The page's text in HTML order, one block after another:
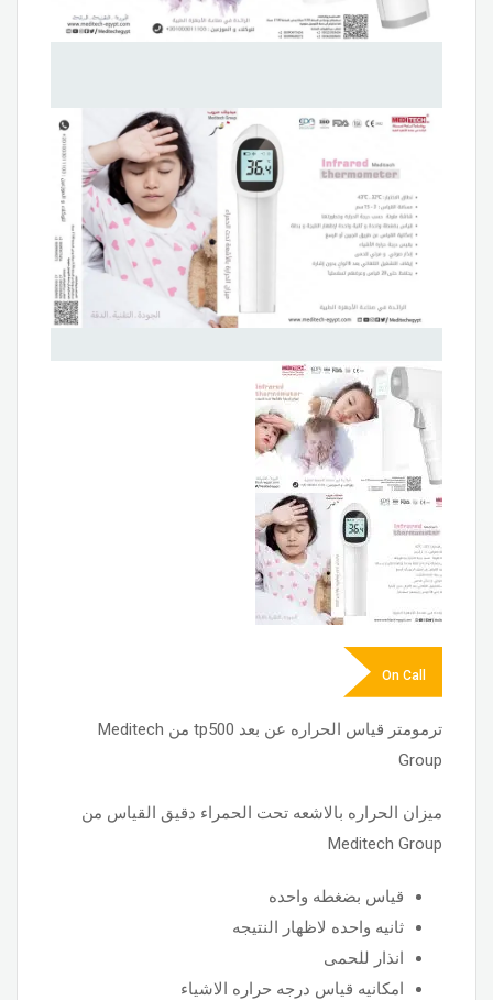
On Call
ترمومتر قياس الحراره عن بعد tp500 من Meditech
Group
ميزان الحراره بالاشعه تحت الحمراء دقيق القياس من
Meditech Group
قياس بضغطه واحده
ثانيه واحده لاظهار النتيجه
انذار للحمى
امكانيه قياس درجه حراره الاشياء